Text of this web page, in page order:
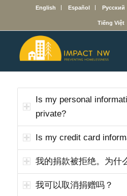
English Español Русский
Tiếng Việt
Is my personal
private?
Is my credit card
我的捐款被拒绝。为什
我可以取消捐赠吗？